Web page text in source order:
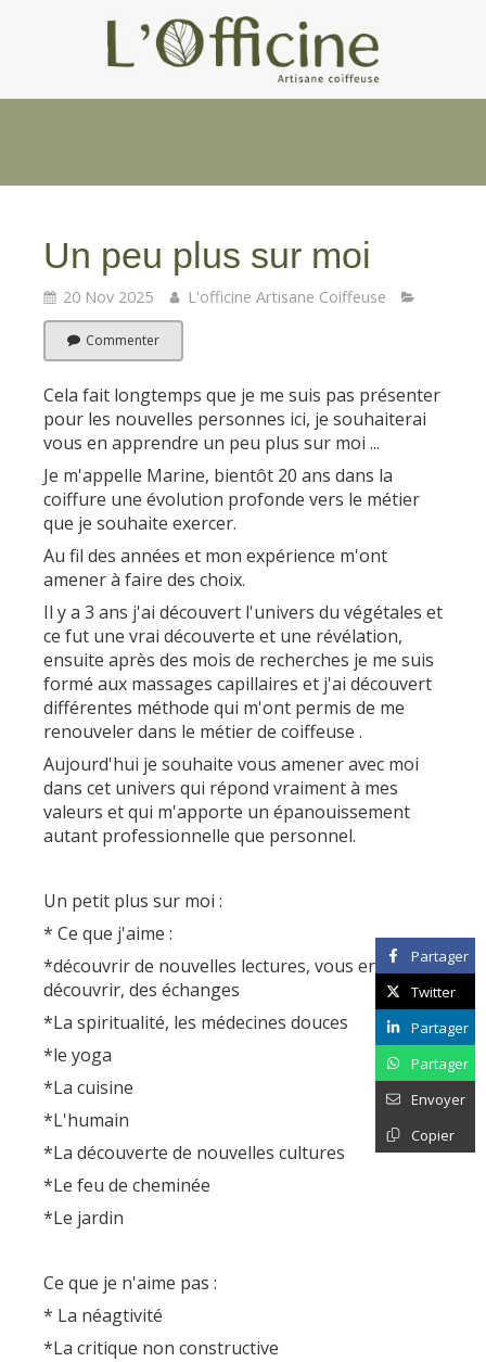
Un peu plus sur moi
20 Nov 2025 L'officine Artisane Coiffeuse
Commenter
Cela fait longtemps que je me suis pas présenter
pour les nouvelles personnes ici, je souhaiterai
vous en apprendre un peu plus sur moi ...
Je m'appelle Marine, bientôt 20 ans dans la
coiffure une évolution profonde vers le métier
que je souhaite exercer.
Au fil des années et mon expérience m'ont
amener à faire des choix.
Il y a 3 ans j'ai découvert l'univers du végétales et
ce fut une vrai découverte et une révélation,
ensuite après des mois de recherches je me suis
formé aux massages capillaires et j'ai découvert
différentes méthode qui m'ont permis de me
renouveler dans le métier de coiffeuse .
Aujourd'hui je souhaite vous amener avec moi
dans cet univers qui répond vraiment à mes
valeurs et qui m'apporte un épanouissement
autant professionnelle que personnel.
Un petit plus sur moi :
* Ce que j'aime :
*découvrir de nouvelles lectures, vous en faire
découvrir, des échanges
*La spiritualité, les médecines douces
*le yoga
*La cuisine
*L'humain
*La découverte de nouvelles cultures
*Le feu de cheminée
*Le jardin
Ce que je n'aime pas :
* La néagtivité
*La critique non constructive
Partager
Twitter
Partager
Partager
Envoyer
Copier